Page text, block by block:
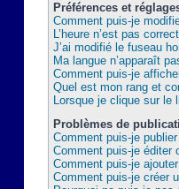
Préférences et
Comment puis-je
L’heure n’est pas
J’ai modifié le fuseau
Ma langue n’apparaît
Comment puis-je
Quel est mon rang et
Lorsque je clique sur le
Problèmes de
Comment puis-je
Comment puis-je éditer
Comment puis-je
Comment puis-je créer